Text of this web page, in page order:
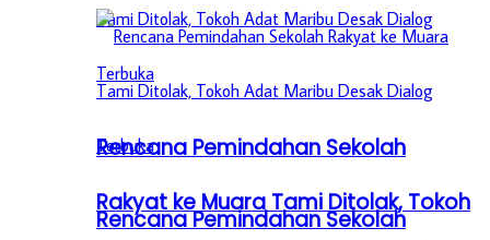
Rencana Pemindahan Sekolah
Rakyat ke Muara Tami Ditolak, Tokoh
Rencana Pemindahan Sekolah